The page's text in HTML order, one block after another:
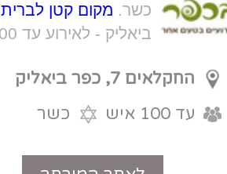
לברית בצפון, אולם בכפר
עד 100 איש
כשר